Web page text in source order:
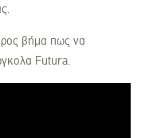
βήμα πως να
Futura.